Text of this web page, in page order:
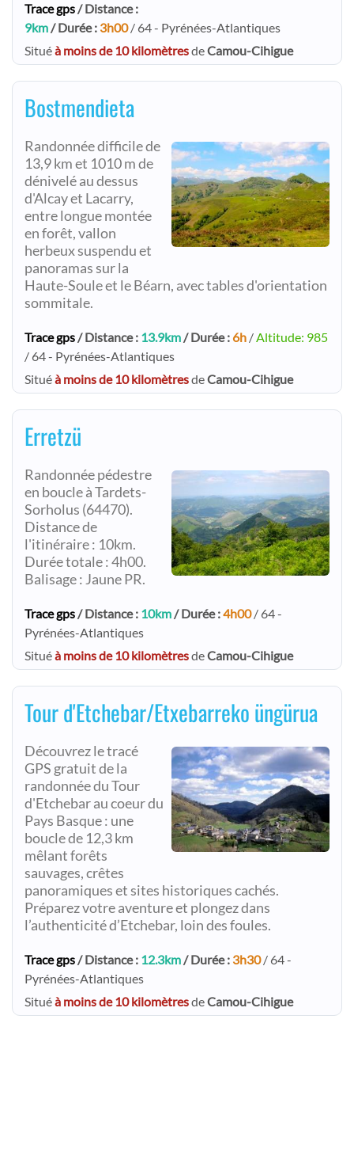
Trace gps/ Distance :
9km/ Durée : 3h00/ 64 - Pyrénées-Atlantiques
Situéà moins de 10 kilomètresdeCamou-Cihigue
Bostmendieta
Randonnée difficile de
13,9 km et 1010 m de
dénivelé au dessus
d'Alcay et Lacarry,
entre longue montée
en forêt, vallon
herbeux suspendu et
panoramas sur la
Haute-Soule et le Béarn, avec tables d'orientation
sommitale.
Trace gps/ Distance : 13.9km/ Durée : 6h /Altitude: 985
/ 64 - Pyrénées-Atlantiques
Situéà moins de 10 kilomètresdeCamou-Cihigue
Erretzü
Randonnée pédestre
en boucle à Tardets-
Sorholus (64470).
Distance de
l'itinéraire : 10km.
Durée totale : 4h00.
Balisage : Jaune PR.
Trace gps/ Distance : 10km/ Durée :4h00/ 64 -
Pyrénées-Atlantiques
Situéà moins de 10 kilomètresdeCamou-Cihigue
Tour d'Etchebar/Etxebarreko üngürua
Découvrez le tracé
GPS gratuit de la
randonnée du Tour
d'Etchebar au coeur du
Pays Basque : une
boucle de 12,3 km
mêlant forêts
sauvages, crêtes
panoramiques et sites historiques cachés.
Préparez votre aventure et plongez dans
l’authenticité d’Etchebar, loin des foules.
Trace gps/ Distance : 12.3km/ Durée : 3h30/ 64 -
Pyrénées-Atlantiques
Situéà moins de 10 kilomètresdeCamou-Cihigue